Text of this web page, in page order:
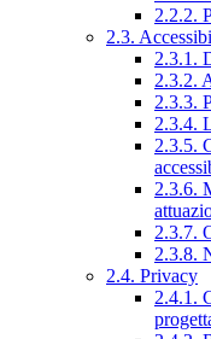
2.2.2.
2.3.
2.3.1.
2.3.2.
2.3.3.
2.3.4.
2.3.5.
2.3.6.
2.3.7.
2.3.8.
2.4. Privacy
2.4.1.